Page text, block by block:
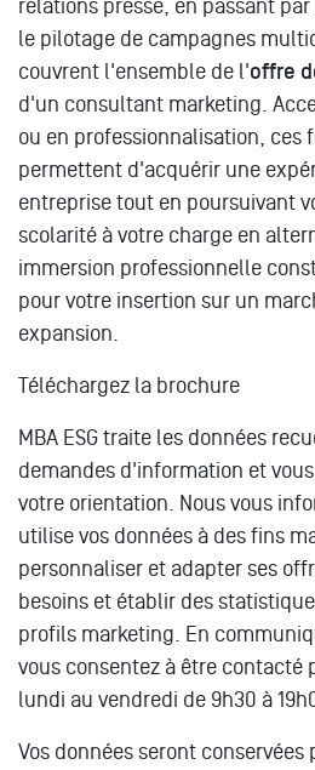
relations presse, en passant
le pilotage de campagnes
couvrent l'ensemble de l'offre
d'un consultant marketing.
ou en professionnalisation, ces
permettent d'acquérir une
entreprise tout en poursuivant
scolarité à votre charge en
immersion professionnelle
pour votre insertion sur un
expansion.
Téléchargez la brochure
MBA ESG traite les données
demandes d'information et
votre orientation. Nous vous
utilise vos données à des fins
personnaliser et adapter ses
besoins et établir des
profils marketing. En
vous consentez à être contacté
lundi au vendredi de 9h30 à
Vos données seront conservées